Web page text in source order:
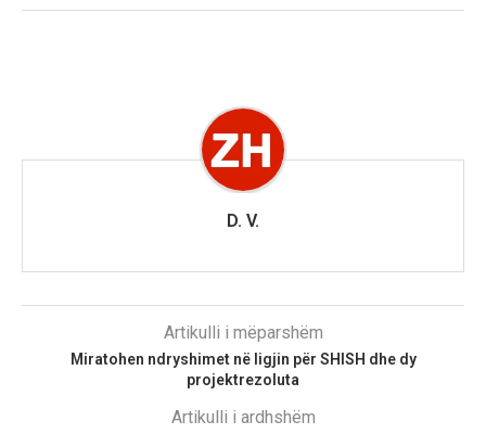
D. V.
Artikulli i mëparshëm
Miratohen ndryshimet në ligjin për SHISH dhe dy
projektrezoluta
Artikulli i ardhshëm